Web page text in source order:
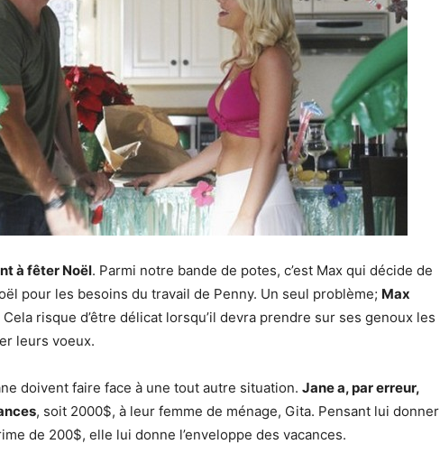
à fêter Noël. Parmi notre bande de potes, c’est Max qui décide de
pour les besoins du travail de Penny. Un seul problème; Max
Cela risque d’être délicat lorsqu’il devra prendre sur ses genoux les
leurs voeux.
doivent faire face à une tout autre situation. Jane a, par erreur,
, soit 2000$, à leur femme de ménage, Gita. Pensant lui donner
de 200$, elle lui donne l’enveloppe des vacances.